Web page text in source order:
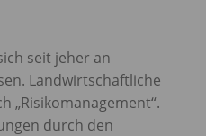
seit jeher an
Landwirtschaftliche
„Risikomanagement“.
durch den